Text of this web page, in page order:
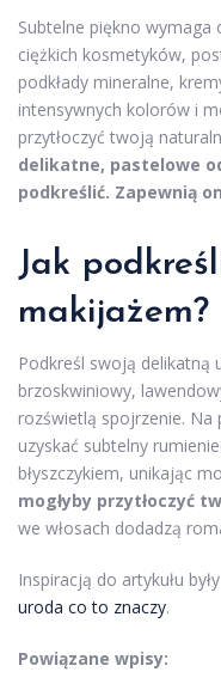
Subtelne piękno
ciężkich kosmetyków,
podkłady mineralne,
intensywnych kolorów i
przytłoczyć twoją
delikatne, pastelowe
podkreślić. Zapewnią
Jak
makijażem?
Podkreśl swoją delikatną
brzoskwiniowy,
rozświetlą spojrzenie. Na
uzyskać subtelny
błyszczykiem, unikając
mogłyby przytłoczyć
we włosach dodadzą
Inspiracją do artykułu
uroda co to znaczy.
Powiązane wpisy: